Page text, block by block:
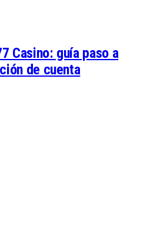
Casino: guía paso a
de cuenta